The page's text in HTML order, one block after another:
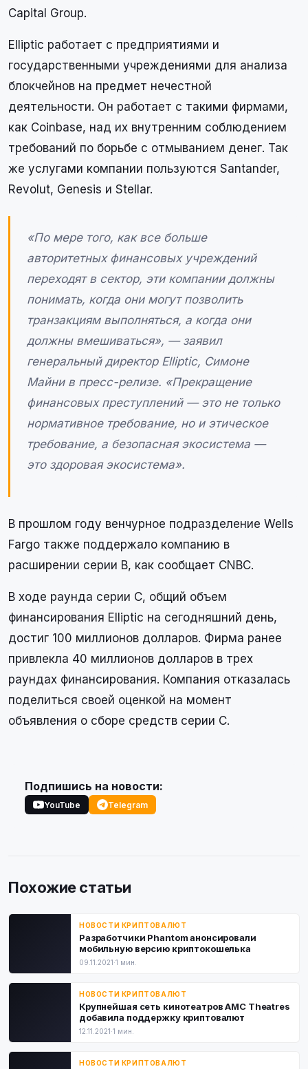
Capital Group.
Elliptic работает с предприятиями и
государственными учреждениями для анализа
блокчейнов на предмет нечестной
деятельности. Он работает с такими фирмами,
как Coinbase, над их внутренним соблюдением
требований по борьбе с отмыванием денег. Так
же услугами компании пользуются Santander,
Revolut, Genesis и Stellar.
«По мере того, как все больше
авторитетных финансовых учреждений
переходят в сектор, эти компании должны
понимать, когда они могут позволить
транзакциям выполняться, а когда они
должны вмешиваться», — заявил
генеральный директор Elliptic, Симоне
Майни в пресс-релизе. «Прекращение
финансовых преступлений — это не только
нормативное требование, но и этическое
требование, а безопасная экосистема —
это здоровая экосистема».
В прошлом году венчурное подразделение Wells
Fargo также поддержало компанию в
расширении серии B, как сообщает CNBC.
В ходе раунда серии C, общий объем
финансирования Elliptic на сегодняшний день,
достиг 100 миллионов долларов. Фирма ранее
привлекла 40 миллионов долларов в трех
раундах финансирования. Компания отказалась
поделиться своей оценкой на момент
объявления о сборе средств серии C.
Подпишись на новости:
YouTube Telegram
Похожие статьи
НОВОСТИ КРИПТОВАЛЮТ
Разработчики Phantom анонсировали
мобильную версию криптокошелька
09.11.2021·1 мин.
НОВОСТИ КРИПТОВАЛЮТ
Крупнейшая сеть кинотеатров AMC Theatres
добавила поддержку криптовалют
12.11.2021·1 мин.
НОВОСТИ КРИПТОВАЛЮТ